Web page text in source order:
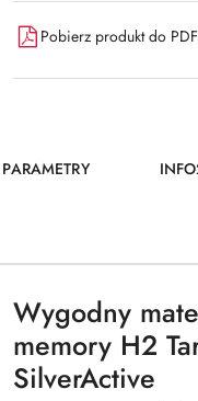
Pobierz produkt do PDF
PARAMETRY
Wygodny
memory H2
SilverActive